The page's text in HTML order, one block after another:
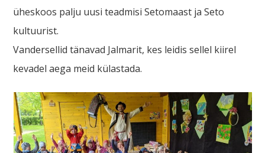
üheskoos palju uusi teadmisi Setomaast ja Seto
kultuurist.
Vandersellid tänavad Jalmarit, kes leidis sellel kiirel
kevadel aega meid külastada.